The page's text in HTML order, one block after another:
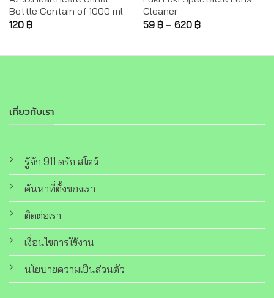
Bottle Contain of 1000 ml
120 ฿
Cleaner
59 ฿– 620 ฿
เกี่ยวกับเรา
รู้จัก 911 ดรัก สโตว์
ค้นหาที่ตั้งของเรา
ติดต่อเรา
เงื่อนไขการใช้งาน
นโยบายความเป็นส่วนตัว